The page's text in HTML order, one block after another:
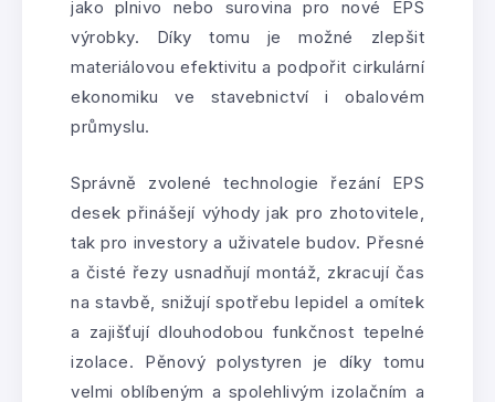
jako plnivo nebo surovina pro nové EPS
výrobky. Díky tomu je možné zlepšit
materiálovou efektivitu a podpořit cirkulární
ekonomiku ve stavebnictví i obalovém
průmyslu.
Správně zvolené technologie řezání EPS
desek přinášejí výhody jak pro zhotovitele,
tak pro investory a uživatele budov. Přesné
a čisté řezy usnadňují montáž, zkracují čas
na stavbě, snižují spotřebu lepidel a omítek
a zajišťují dlouhodobou funkčnost tepelné
izolace. Pěnový polystyren je díky tomu
velmi oblíbeným a spolehlivým izolačním a